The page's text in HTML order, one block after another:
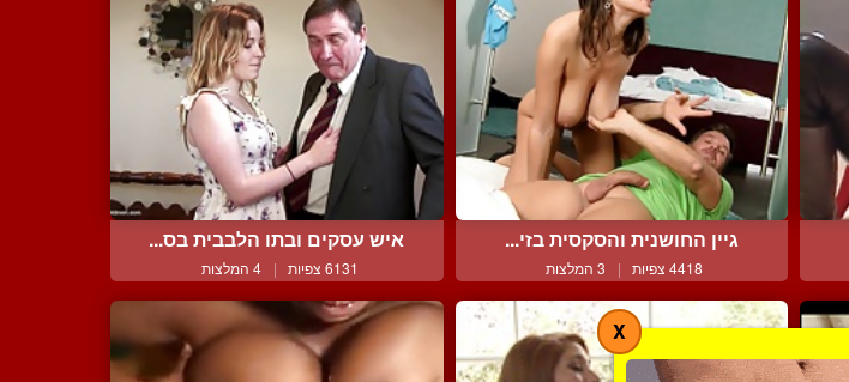
גיין החושנית והסקסית בזי...
4418 צפיות | 3 המלצות
איש עסקים ובתו הלבבית בס...
6131 צפיות | 4 המלצות
X